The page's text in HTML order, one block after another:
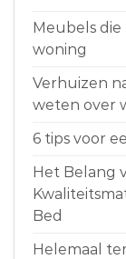
Meubels
woning
Verhuizen
weten over
6 tips voor
Het Belang
Bed
Helemaal